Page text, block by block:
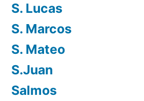
S. Lucas
S. Marcos
S. Mateo
S.Juan
Salmos